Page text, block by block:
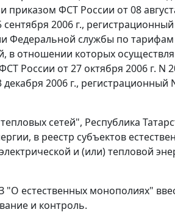
ФСТ России от 08
2006 г., регистрационный
Федеральной службы по
в отношении которых
России от 27 октября 2006 г. N
2006 г., регистрационный
сетей", Республика
в реестр субъектов
и (или) тепловой
"О естественных монополиях"
и контроль.